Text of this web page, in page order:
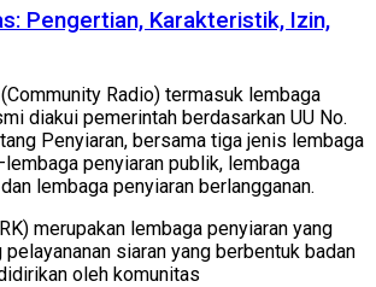
Pengertian, Karakteristik, Izin,
Radio) termasuk lembaga
diakui pemerintah berdasarkan UU No.
Penyiaran, bersama tiga jenis lembaga
penyiaran publik, lembaga
lembaga penyiaran berlangganan.
merupakan lembaga penyiaran yang
siaran yang berbentuk badan
oleh komunitas